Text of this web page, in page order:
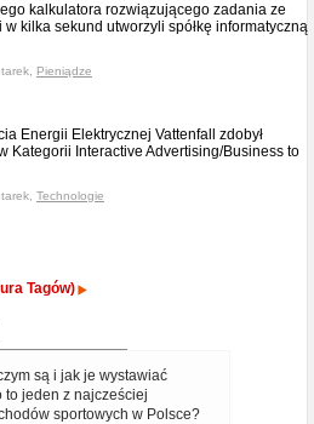
kalkulatora rozwiązującego zadania ze
w kilka sekund utworzyli spółkę informatyczną
Pieniądze
Energii Elektrycznej Vattenfall zdobył
Kategorii Interactive Advertising/Business to
Technologie
Tagów)
są i jak je wystawiać
to jeden z najcześciej
sportowych w Polsce?